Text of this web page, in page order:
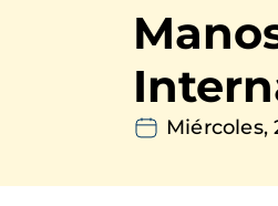
navegación
Miércoles,